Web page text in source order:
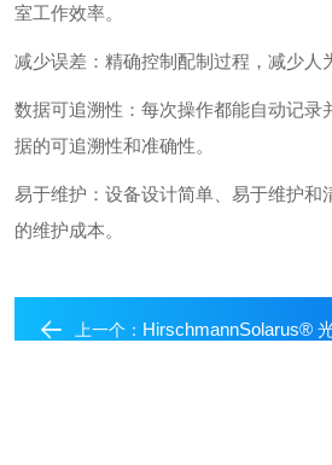
室工作效率。
减少误差：精确控制配制过程，减少人
数据可追溯性：每次操作都能自动记录
据的可追溯性和准确性。
易于维护：设备设计简单、易于维护和
的维护成本。
上一个： HirschmannSolarus®